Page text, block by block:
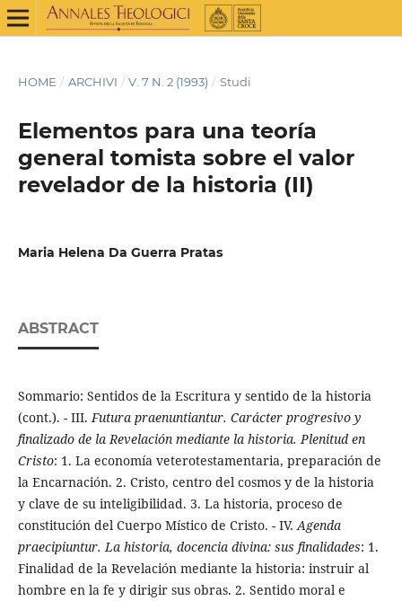
HOME / ARCHIVI / V. 7 N. 2 (1993) / Studi
Elementos para una teoría
general tomista sobre el valor
revelador de la historia (II)
Maria Helena Da Guerra Pratas
ABSTRACT
Sommario: Sentidos de la Escritura y sentido de la historia
(cont.). - III.Futura praenuntiantur. Carácter progresivo y
finalizado de la Revelación mediante la historia. Plenitud en
Cristo: 1. La economía veterotestamentaria, preparación de
la Encarnación. 2. Cristo, centro del cosmos y de la historia
y clave de su inteligibilidad. 3. La historia, proceso de
constitución del Cuerpo Místico de Cristo. - IV.Agenda
praecipiuntur. La historia, docencia divina: sus finalidades: 1.
Finalidad de la Revelación mediante la historia: instruir al
hombre en la fe y dirigir sus obras. 2. Sentido moral e